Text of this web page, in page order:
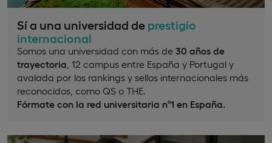
Sí a una universidad de prestigio
internacional
Somos una universidad con más de 30 años de
trayectoria , 12 campus entre España y Portugal y
avalada por los rankings y sellos internacionales más
reconocidos, como QS o THE.
Fórmate con la red universitaria nº1 en España.